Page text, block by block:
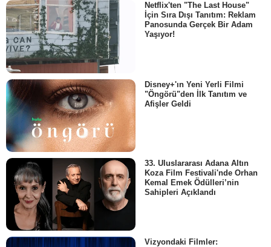
Netflix'ten "The Last House"
İçin Sıra Dışı Tanıtım: Reklam
Panosunda Gerçek Bir Adam
Yaşıyor!
Disney+'ın Yeni Yerli Filmi
"Öngörü"den İlk Tanıtım ve
Afişler Geldi
33. Uluslararası Adana Altın
Koza Film Festivali'nde Orhan
Kemal Emek Ödülleri’nin
Sahipleri Açıklandı
Vizyondaki Filmler: